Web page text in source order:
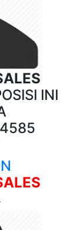
INI